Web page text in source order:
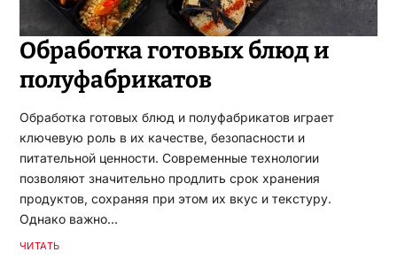
Обработка готовых блюд и
полуфабрикатов
Обработка готовых блюд и полуфабрикатов играет
ключевую роль в их качестве, безопасности и
питательной ценности. Современные технологии
позволяют значительно продлить срок хранения
продуктов, сохраняя при этом их вкус и текстуру.
Однако важно…
ЧИТАТЬ